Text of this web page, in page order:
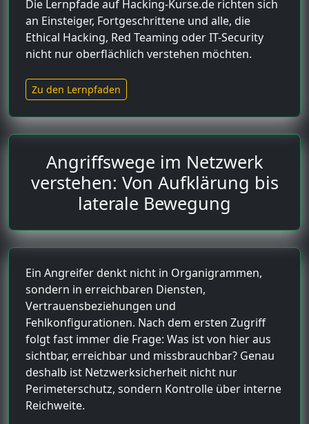
Die Lernpfade auf Hacking-Kurse.de richten sich
an Einsteiger, Fortgeschrittene und alle, die
Ethical Hacking, Red Teaming oder IT-Security
nicht nur oberflächlich verstehen möchten.
Zu den Lernpfaden
Angriffswege im Netzwerk
verstehen: Von Aufklärung bis
laterale Bewegung
Ein Angreifer denkt nicht in Organigrammen,
sondern in erreichbaren Diensten,
Vertrauensbeziehungen und
Fehlkonfigurationen. Nach dem ersten Zugriff
folgt fast immer die Frage: Was ist von hier aus
sichtbar, erreichbar und missbrauchbar? Genau
deshalb ist Netzwerksicherheit nicht nur
Perimeterschutz, sondern Kontrolle über interne
Reichweite.